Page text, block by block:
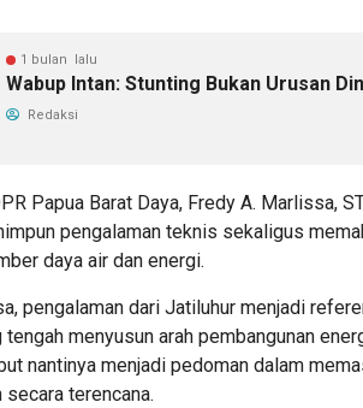
1 bulan lalu
Wabup Intan: Stunting Bukan Urusan
Redaksi
Papua Barat Daya, Fredy A. Marlissa,
pengalaman teknis sekaligus
daya air dan energi.
pengalaman dari Jatiluhur menjadi
tengah menyusun arah pembangunan
nantinya menjadi pedoman dalam
terencana.